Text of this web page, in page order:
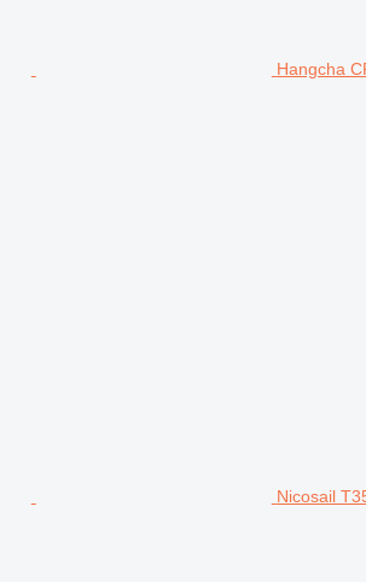
Hangcha
Nicosail